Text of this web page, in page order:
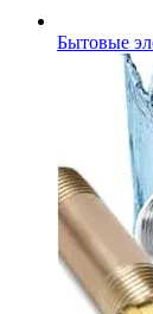
Бытовые